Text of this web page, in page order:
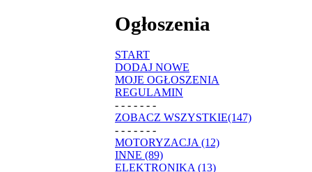
Ogłoszenia
START
DODAJ NOWE
MOJE OGŁOSZENIA
REGULAMIN
- - - - - - -
ZOBACZ WSZYSTKIE(147)
- - - - - - -
MOTORYZACJA (12)
INNE (89)
ELEKTRONIKA (13)